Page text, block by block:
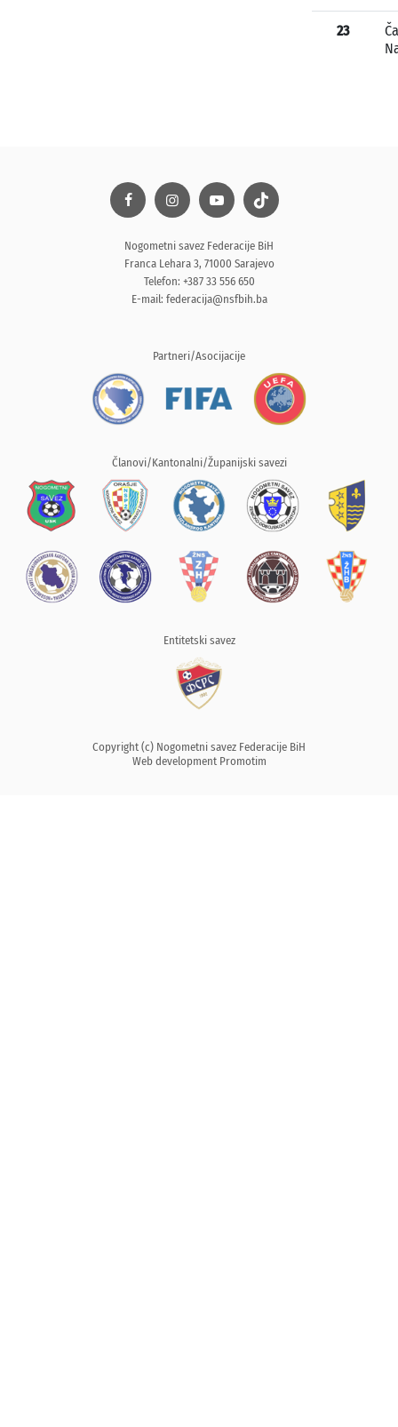
23
Nogometni savez Federacije BiH
Franca Lehara 3, 71000 Sarajevo
Telefon: +387 33 556 650
E-mail: federacija@nsfbih.ba
Partneri/Asocijacije
Članovi/Kantonalni/Županijski savezi
Entitetski savez
Copyright (c) Nogometni savez Federacije BiH
Web development Promotim